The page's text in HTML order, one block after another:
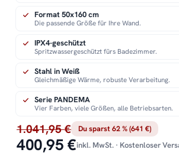
1.041,95 € Du sparst 62 % (641 €)
400,95 €inkl. MwSt. · Kostenloser
Format 50x160 cm
Die passende Größe für Ihre Wand.
IPX4-geschützt
Spritzwassergeschützt fürs Badezimmer.
Stahl in Weiß
Gleichmäßige Wärme, robuste Verarbeitung.
Serie PANDEMA
Vier Farben, viele Größen, alle Betriebsarten.